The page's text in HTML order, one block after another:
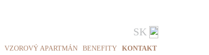
SK
VZOROVÝ APARTMÁN BENEFITY KONTAKT